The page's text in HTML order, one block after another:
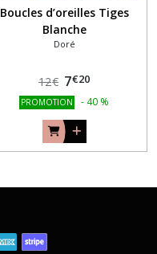
Boucles d’oreilles Tiges
Blanche
Doré
12€ 7€20
PROMOTION - 40 %